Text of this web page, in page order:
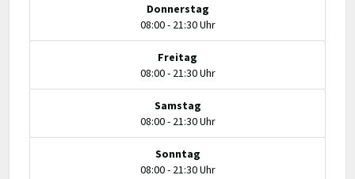
Donnerstag
08:00 - 21:30 Uhr
Freitag
08:00 - 21:30 Uhr
Samstag
08:00 - 21:30 Uhr
Sonntag
08:00 - 21:30 Uhr